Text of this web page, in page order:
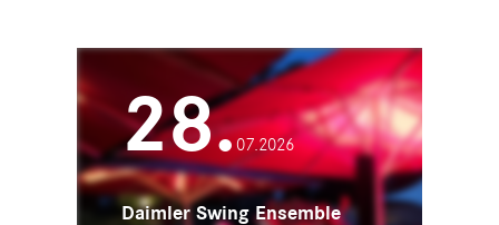
28.07.2026
Daimler Swing Ensemble